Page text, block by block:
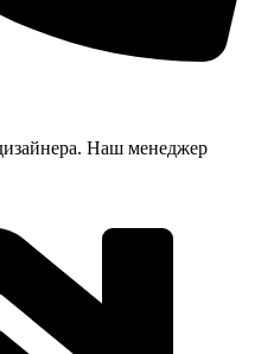
Наш менеджер